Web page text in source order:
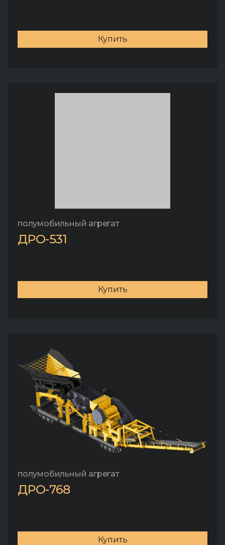
Купить
полумобильный агрегат
ДРО-531
Купить
полумобильный агрегат
ДРО-768
Купить